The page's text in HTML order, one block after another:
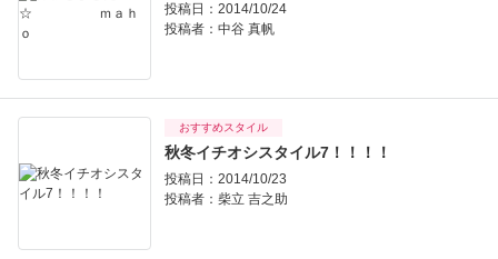
投稿日：2014/10/24
投稿者： 中谷 真帆
おすすめスタイル
秋冬イチオシスタイル7！！！！
投稿日：2014/10/23
投稿者： 柴立 吉之助